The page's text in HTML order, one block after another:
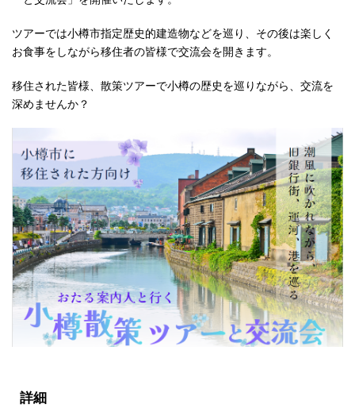
ツアーでは小樽市指定歴史的建造物などを巡り、その後は楽しく
お食事をしながら移住者の皆様で交流会を開きます。
移住された皆様、散策ツアーで小樽の歴史を巡りながら、交流を
深めませんか？
詳細